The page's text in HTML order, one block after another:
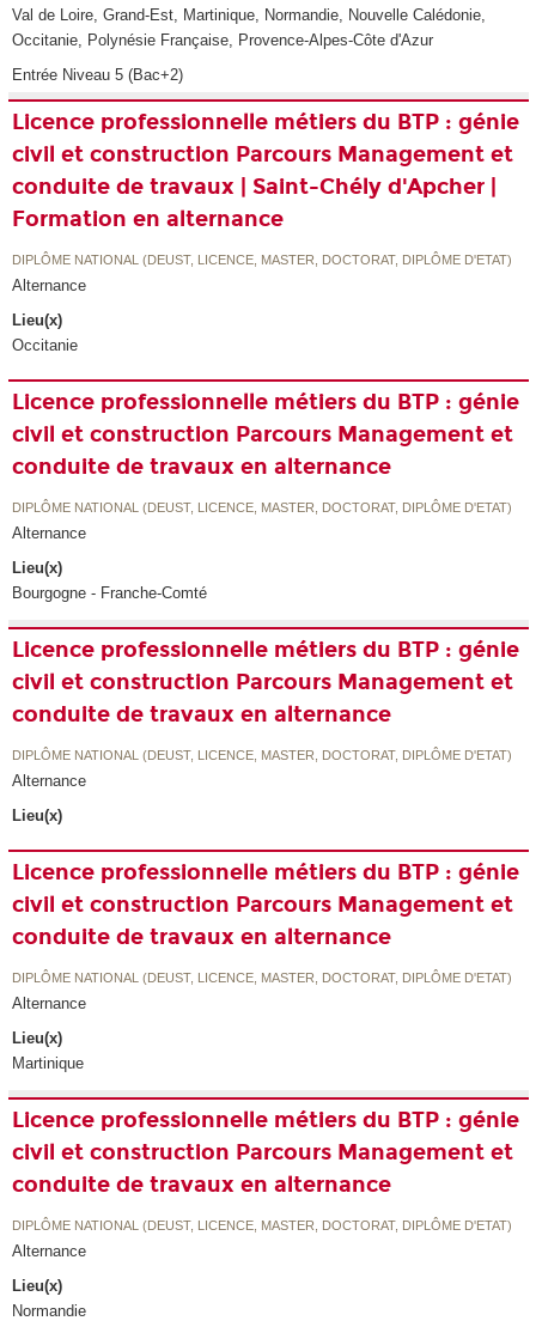
Val de Loire, Grand-Est, Martinique, Normandie, Nouvelle Calédonie,
Occitanie, Polynésie Française, Provence-Alpes-Côte d'Azur
Entrée Niveau 5 (Bac+2)
Licence professionnelle métiers du BTP : génie
civil et construction Parcours Management et
conduite de travaux | Saint-Chély d'Apcher |
Formation en alternance
DIPLÔME NATIONAL (DEUST, LICENCE, MASTER, DOCTORAT, DIPLÔME D'ETAT)
Alternance
Lieu(x)
Occitanie
Licence professionnelle métiers du BTP : génie
civil et construction Parcours Management et
conduite de travaux en alternance
DIPLÔME NATIONAL (DEUST, LICENCE, MASTER, DOCTORAT, DIPLÔME D'ETAT)
Alternance
Lieu(x)
Bourgogne - Franche-Comté
Licence professionnelle métiers du BTP : génie
civil et construction Parcours Management et
conduite de travaux en alternance
DIPLÔME NATIONAL (DEUST, LICENCE, MASTER, DOCTORAT, DIPLÔME D'ETAT)
Alternance
Lieu(x)
Licence professionnelle métiers du BTP : génie
civil et construction Parcours Management et
conduite de travaux en alternance
DIPLÔME NATIONAL (DEUST, LICENCE, MASTER, DOCTORAT, DIPLÔME D'ETAT)
Alternance
Lieu(x)
Martinique
Licence professionnelle métiers du BTP : génie
civil et construction Parcours Management et
conduite de travaux en alternance
DIPLÔME NATIONAL (DEUST, LICENCE, MASTER, DOCTORAT, DIPLÔME D'ETAT)
Alternance
Lieu(x)
Normandie